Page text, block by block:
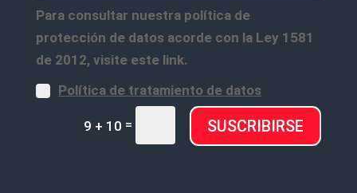
Para consultar nuestra política de
protección de datos acorde con la Ley 1581
de 2012, visite este link.
Política de tratamiento de datos
9 + 10 = SUSCRIBIRSE